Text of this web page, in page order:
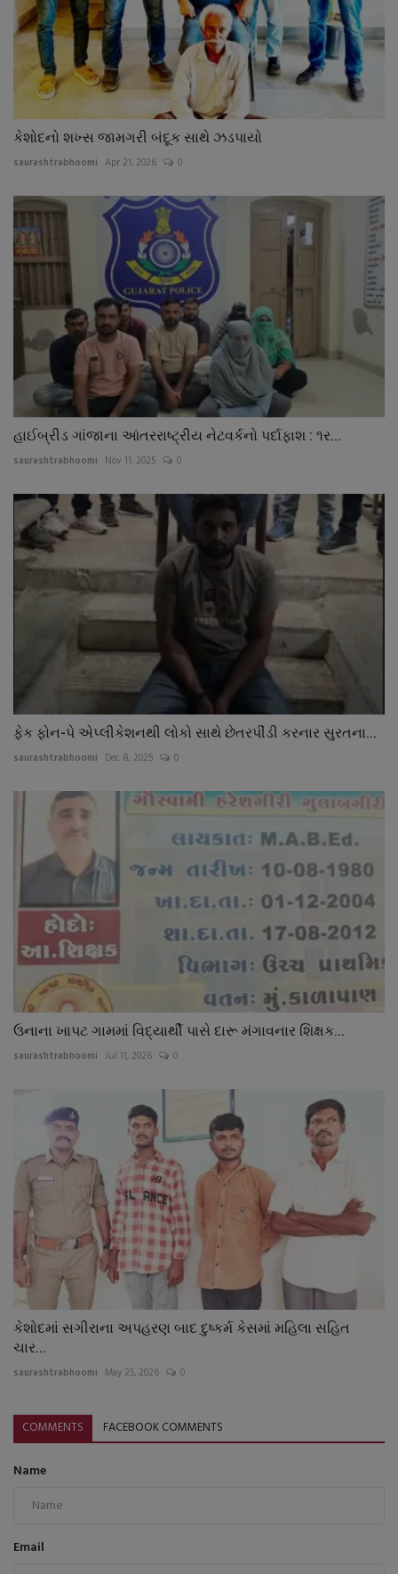
કેશોદનો શખ્સ જામગરી બંદૂક સાથે ઝડપાયો
saurashtrabhoomi Apr 21, 2026 0
હાઈબ્રીડ ગાંજાના આંતરરાષ્ટ્રીય નેટવર્કનો પર્દાફાશ : ૧ર...
saurashtrabhoomi Nov 11, 2025 0
ફેક ફોન-પે એપ્લીકેશનથી લોકો સાથે છેતરપીંડી કરનાર સુરતના...
saurashtrabhoomi Dec 8, 2025 0
ઉનાના ખાપટ ગામમાં વિદ્યાર્થી પાસે દારૂ મંગાવનાર શિક્ષક...
saurashtrabhoomi Jul 11, 2026 0
કેશોદમાં સગીરાના અપહરણ બાદ દુષ્કર્મ કેસમાં મહિલા સહિત
ચાર...
saurashtrabhoomi May 25, 2026 0
COMMENTS FACEBOOK COMMENTS
Name
Email